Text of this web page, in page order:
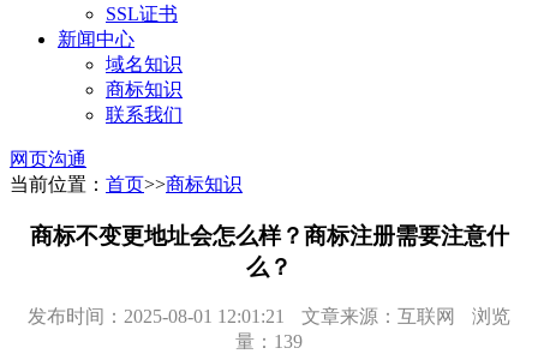
SSL证书
新闻中心
域名知识
商标知识
联系我们
网页沟通
当前位置： 首页>>商标知识
商标不变更地址会怎么样？商标注册需要注意什
么？
发布时间：2025-08-01 12:01:21 文章来源：互联网
浏览
量：139